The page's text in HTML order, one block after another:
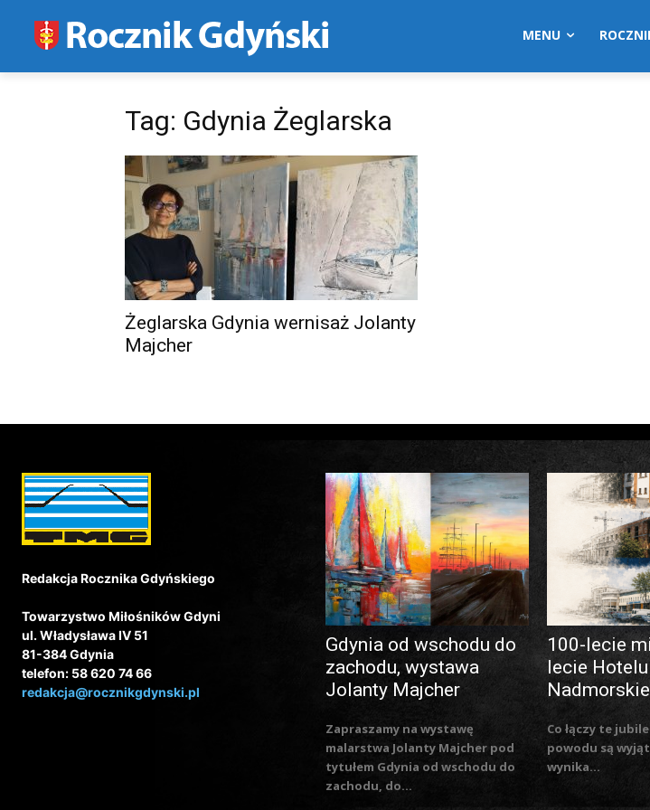
MENU
Tag: Gdynia Żeglarska
Żeglarska Gdynia wernisaż Jolanty
Majcher
Redakcja Rocznika Gdyńskiego
Towarzystwo Miłośników Gdyni
ul. Władysława IV 51
81-384 Gdynia
telefon: 58 620 74 66
redakcja@rocznikgdynski.pl
Gdynia od wschodu do
zachodu, wystawa
Jolanty Majcher
Zapraszamy na wystawę
malarstwa Jolanty Majcher pod
tytułem Gdynia od wschodu do
zachodu, do...
100-lecie
lecie Hotelu
Co łączy te
powodu są
wynika...